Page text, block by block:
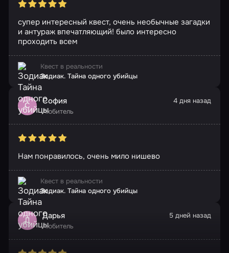
супер интересный квест, очень необычные загадки
и антураж впечатляющий! было интересно
проходить всем
Квест в реальности
Зодиак. Тайна одного убийцы
С София
Любитель
4 дня назад
Нам понравилось, очень мило нишево
Квест в реальности
Зодиак. Тайна одного убийцы
Д Дарья
Любитель
5 дней назад